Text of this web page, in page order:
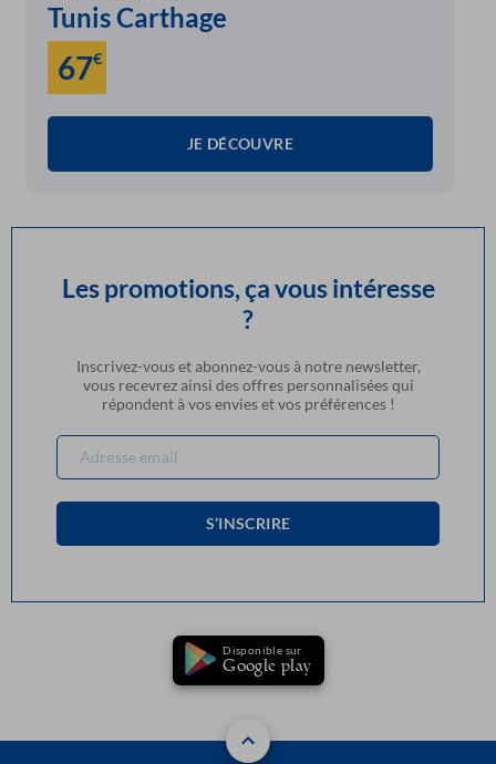
Tunis Carthage
67€
JE DÉCOUVRE
Les promotions, ça vous intéresse
?
Inscrivez-vous et abonnez-vous à notre newsletter,
vous recevrez ainsi des offres personnalisées qui
répondent à vos envies et vos préférences !
S’INSCRIRE
Disponible sur
Google play